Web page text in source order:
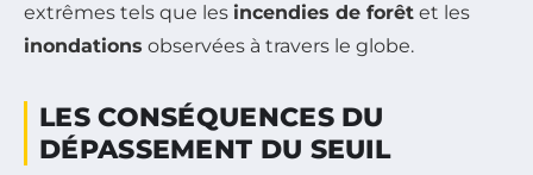
extrêmes tels que les incendies de forêt et les
inondations observées à travers le globe.
LES CONSÉQUENCES DU
DÉPASSEMENT DU SEUIL